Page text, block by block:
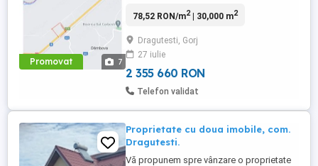
Promovat 7
canal Oferte închiriere Partener la o viitoare
Terenul are un singur proprietar:Persoana
fizica Intabulare și carte funciară fără
sarcini
78,52 RON/m2| 30,000 m2
Dragutesti, Gorj
27 iulie
2 355 660 RON
Telefon validat
Proprietate cu doua imobile, com.
Dragutesti.
Vă propunem spre vânzare o proprietate